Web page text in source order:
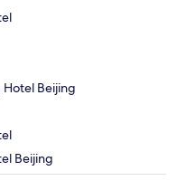
Beijing
Beijing